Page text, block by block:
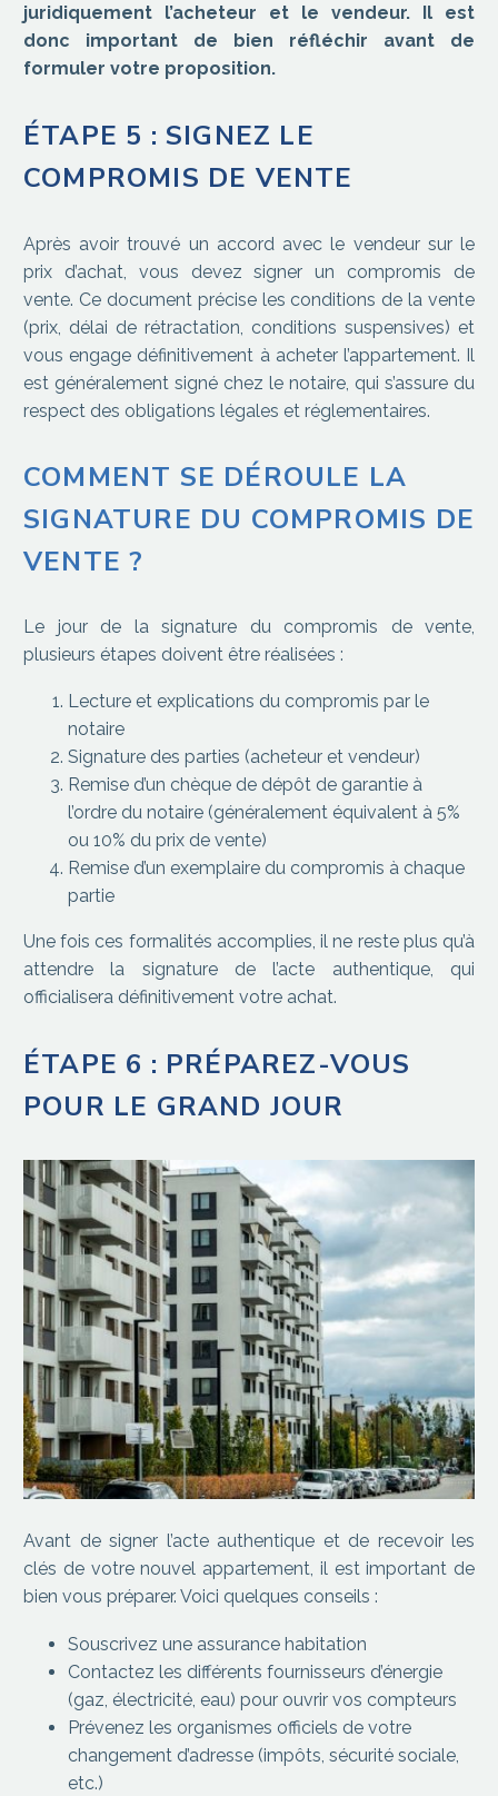
juridiquement l’acheteur et le vendeur. Il est
donc important de bien réfléchir avant de
formuler votre proposition.
ÉTAPE 5 : SIGNEZ LE
COMPROMIS DE VENTE
Après avoir trouvé un accord avec le vendeur sur le
prix d’achat, vous devez signer un compromis de
vente. Ce document précise les conditions de la vente
(prix, délai de rétractation, conditions suspensives) et
vous engage définitivement à acheter l’appartement. Il
est généralement signé chez le notaire, qui s’assure du
respect des obligations légales et réglementaires.
COMMENT SE DÉROULE LA
SIGNATURE DU COMPROMIS DE
VENTE ?
Le jour de la signature du compromis de vente,
plusieurs étapes doivent être réalisées :
Lecture et explications du compromis par le
notaire
Signature des parties (acheteur et vendeur)
Remise d’un chèque de dépôt de garantie à
l’ordre du notaire (généralement équivalent à 5%
ou 10% du prix de vente)
Remise d’un exemplaire du compromis à chaque
partie
Une fois ces formalités accomplies, il ne reste plus qu’à
attendre la signature de l’acte authentique, qui
officialisera définitivement votre achat.
ÉTAPE 6 : PRÉPAREZ-VOUS
POUR LE GRAND JOUR
Avant de signer l’acte authentique et de recevoir les
clés de votre nouvel appartement, il est important de
bien vous préparer. Voici quelques conseils :
Souscrivez une assurance habitation
Contactez les différents fournisseurs d’énergie
(gaz, électricité, eau) pour ouvrir vos compteurs
Prévenez les organismes officiels de votre
changement d’adresse (impôts, sécurité sociale,
etc.)